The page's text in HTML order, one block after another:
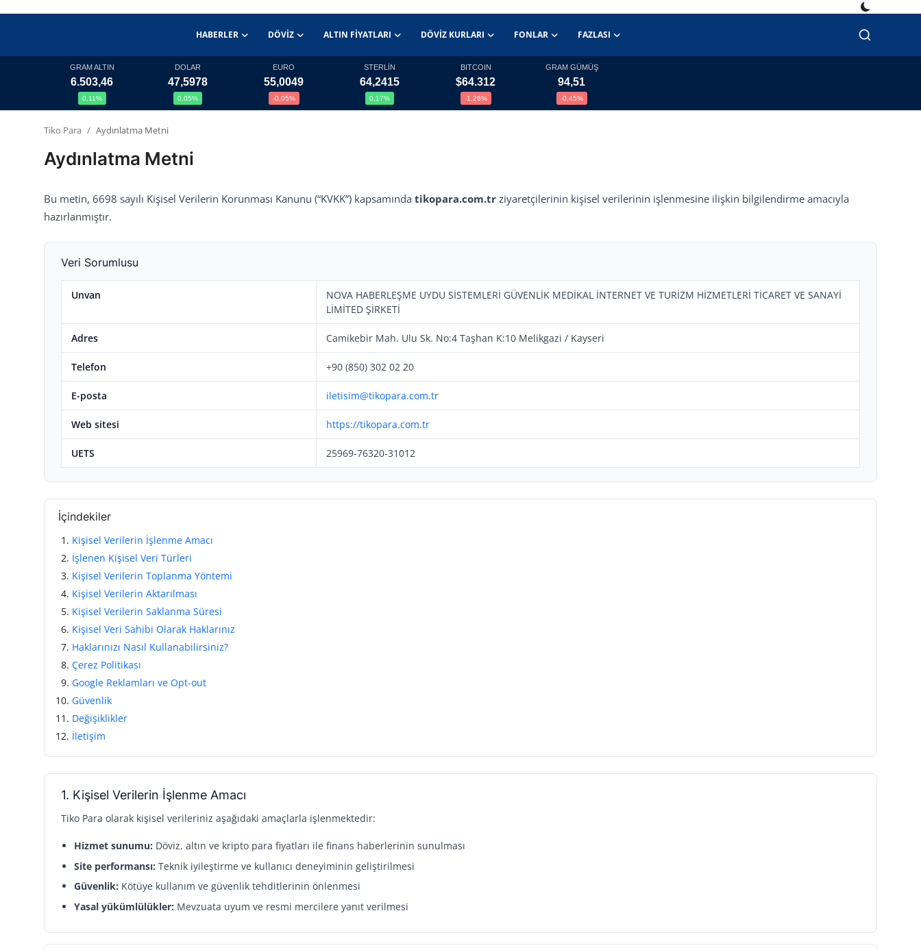
HABERLER DÖVIZ ALTIN FIYATLARI DÖVIZ KURLARI FONLAR FAZLASI
Altın Fiyatları
Kripto Paralar
TCMB Kurları
Emtia Fiyatları
Şirket Haberleri
GRAM ALTIN
6.503,46
0,11%
DOLAR
47,5978
0,05%
EURO
55,0049
-0,05%
STERLİN
64,2415
0,17%
BITCOIN
$64.312
-1,26%
GRAM GÜMÜŞ
94,51
-0,45%
Tiko Para Aydınlatma Metni
Aydınlatma Metni
Bu metin, 6698 sayılı Kişisel Verilerin Korunması Kanunu (“KVKK”) kapsamında tikopara.com.tr ziyaretçilerinin kişisel verilerinin işlenmesine ilişkin bilgilendirme amacıyla
hazırlanmıştır.
Veri Sorumlusu
Unvan
NOVA HABERLEŞME UYDU SİSTEMLERİ GÜVENLİK MEDİKAL İNTERNET VE TURİZM HİZMETLERİ TİCARET VE SANAYİ
LİMİTED ŞİRKETİ
Adres Camikebir Mah. Ulu Sk. No:4 Taşhan K:10 Melikgazi / Kayseri
Telefon +90 (850) 302 02 20
E-posta iletisim@tikopara.com.tr
Web sitesi https://tikopara.com.tr
UETS 25969-76320-31012
İçindekiler
Kişisel Verilerin İşlenme Amacı
İşlenen Kişisel Veri Türleri
Kişisel Verilerin Toplanma Yöntemi
Kişisel Verilerin Aktarılması
Kişisel Verilerin Saklanma Süresi
Kişisel Veri Sahibi Olarak Haklarınız
Haklarınızı Nasıl Kullanabilirsiniz?
Çerez Politikası
Google Reklamları ve Opt-out
Güvenlik
Değişiklikler
İletişim
1. Kişisel Verilerin İşlenme Amacı
Tiko Para olarak kişisel verileriniz aşağıdaki amaçlarla işlenmektedir:
Hizmet sunumu: Döviz, altın ve kripto para fiyatları ile finans haberlerinin sunulması
Site performansı: Teknik iyileştirme ve kullanıcı deneyiminin geliştirilmesi
Güvenlik: Kötüye kullanım ve güvenlik tehditlerinin önlenmesi
Yasal yükümlülükler: Mevzuata uyum ve resmi mercilere yanıt verilmesi